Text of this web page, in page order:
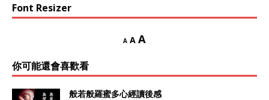
Font Resizer
A A A
你可能還會喜歡看
般若般羅蜜多心經讀後感